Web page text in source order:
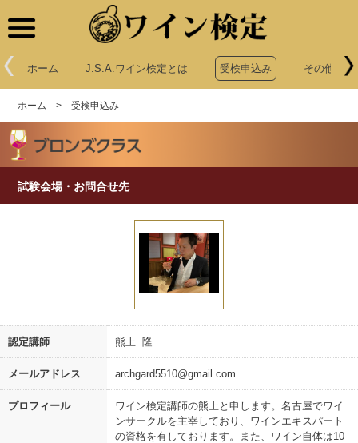
ホーム J.S.A.ワイン検定とは 受検申込み その他申込
ホーム >受検申込み
試験会場・お問合せ先
認定講師 熊上 隆
メールアドレス archgard5510@gmail.com
プロフィール
ワイン検定講師の熊上と申します。名古屋でワイ
ンサークルを主宰しており、ワインエキスパート
の資格を有しております。また、ワイン自体は10